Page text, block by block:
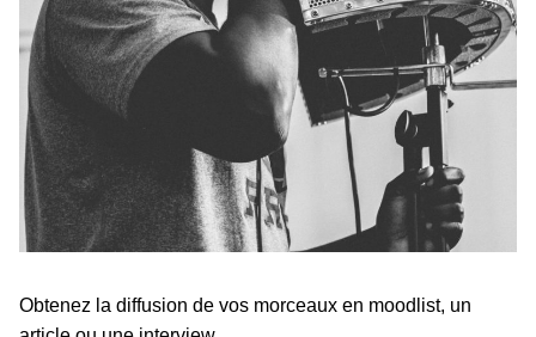
Obtenez la diffusion de vos morceaux en moodlist, un